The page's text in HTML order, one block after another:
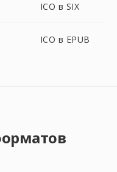
ICO в SIX
ICO в EPUB